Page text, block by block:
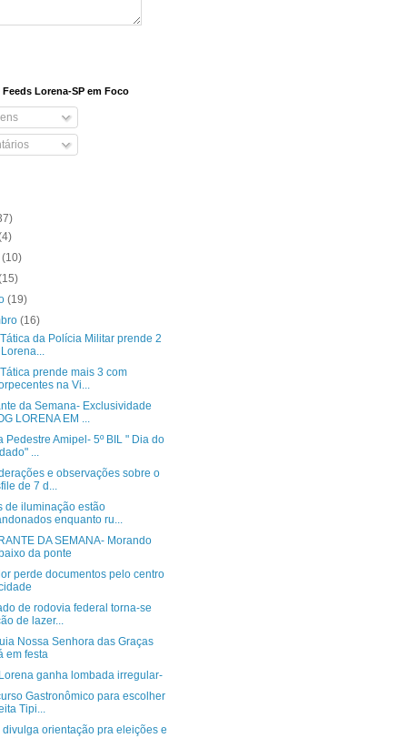
Lorena-SP em Foco
(10)
(19)
(16)
da Polícia Militar prende 2
prende mais 3 com
na Vi...
da Semana- Exclusividade
LORENA EM ...
Pedestre Amipel- 5º BIL " Dia do
...
e observações sobre o
de 7 d...
de iluminação estão
enquanto ru...
DA SEMANA- Morando
da ponte
perde documentos pelo centro
de rodovia federal torna-se
de lazer...
Nossa Senhora das Graças
em festa
ganha lombada irregular-
Gastronômico para escolher
Tipi...
divulga orientação pra eleições e